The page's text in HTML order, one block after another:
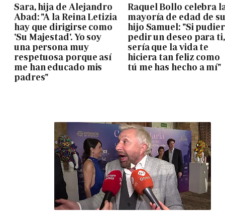
Sara, hija de Alejandro
Abad: "A la Reina Letizia
hay que dirigirse como
'Su Majestad'. Yo soy
una persona muy
respetuosa porque así
me han educado mis
padres"
Raquel Bollo celebra
mayoría de edad de
hijo Samuel: "Si
pedir un deseo para ti,
sería que la vida te
hiciera tan feliz como
tú me has hecho a mí"